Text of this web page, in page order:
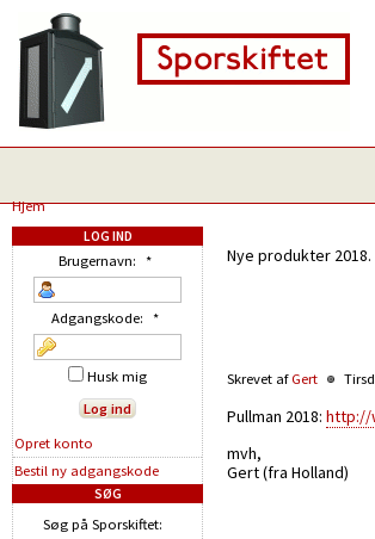
Hjem
Nye produkter 2018.
Skrevet af Gert
Pullman 2018: http://
mvh,
Gert (fra Holland)
LOG IND
Brugernavn: *
Adgangskode: *
Husk mig
Opret konto
Bestil ny adgangskode
SØG
Søg på Sporskiftet: